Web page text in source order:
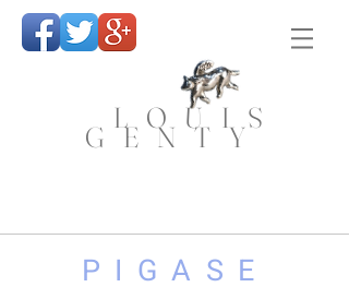
LOUIS
GENTY
PIGASE